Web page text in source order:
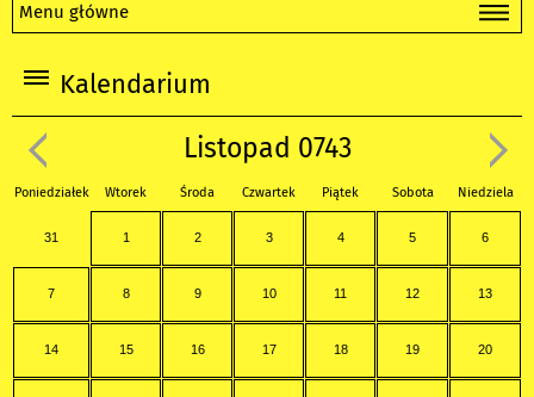
Menu główne
Kalendarium
Listopad 0743
Poniedziałek Wtorek Środa Czwartek Piątek Sobota Niedziela
31 1 2 3 4 5 6
7 8 9 10 11 12 13
14 15 16 17 18 19 20